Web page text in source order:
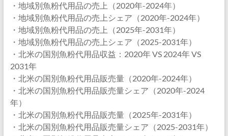
・地域別魚粉代用品の売上（2020年-2024年）
・地域別魚粉代用品の売上シェア（2020年-2024年）
・地域別魚粉代用品の売上（2025年-2031年）
・地域別魚粉代用品の売上シェア（2025-2031年）
・北米の国別魚粉代用品収益：2020年 VS 2024年 VS
2031年
・北米の国別魚粉代用品販売量（2020年-2024年）
・北米の国別魚粉代用品販売量シェア（2020年-2024
年）
・北米の国別魚粉代用品販売量（2025年-2031年）
・北米の国別魚粉代用品販売量シェア（2025-2031年）